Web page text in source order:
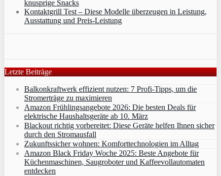
knusprige Snacks
Kontaktgrill Test – Diese Modelle überzeugen in Leistung,
Ausstattung und Preis-Leistung
Letzte Beiträge
Balkonkraftwerk effizient nutzen: 7 Profi-Tipps, um die
Stromerträge zu maximieren
Amazon Frühlingsangebote 2026: Die besten Deals für
elektrische Haushaltsgeräte ab 10. März
Blackout richtig vorbereitet: Diese Geräte helfen Ihnen sicher
durch den Stromausfall
Zukunftssicher wohnen: Komforttechnologien im Alltag
Amazon Black Friday Woche 2025: Beste Angebote für
Küchenmaschinen, Saugroboter und Kaffeevollautomaten
entdecken